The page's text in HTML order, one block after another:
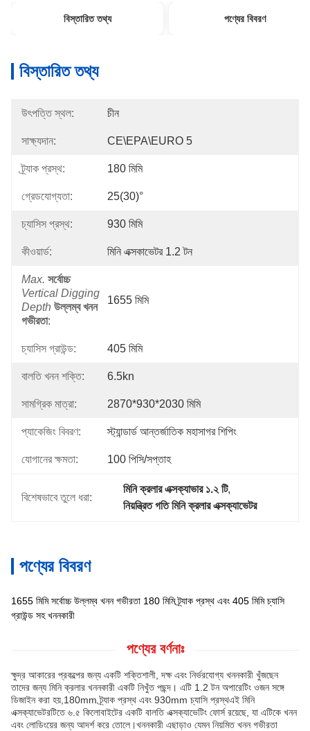
বিস্তারিত তথ্য পণ্যের বিবরণ
বিস্তারিত তথ্য
উৎপত্তি স্থল: চীন
সাক্ষ্যদান: CE\EPA\EURO 5
ট্র্যাক প্রস্থ: 180 মিমি
গ্রেডযোগ্যতা: 25(30)°
চ্যাসিস প্রস্থ: 930 মিমি
কীওয়ার্ড: মিনি এক্সকাভেটর 1.2 টন
Max. সর্বোচ্চ
Vertical Digging
Depth উল্লম্ব খনন
গভীরতা:
1655 মিমি
চ্যাসিস গ্রাউন্ড: 405 মিমি
বালতি খনন শক্তি: 6.5kn
সামগ্রিক মাত্রা: 2870*930*2030 মিমি
প্যাকেজিং বিবরণ: স্ট্যান্ডার্ড আন্তর্জাতিক মহাসাগর শিপিং
যোগানের ক্ষমতা: 100 পিসি/সপ্তাহ
বিশেষভাবে তুলে ধরা:
মিনি ক্রলার এক্সক্যাভার ১.২ টি,
নিয়ন্ত্রিত গতি মিনি ক্রলার এক্সক্যাভেটর
পণ্যের বিবরণ
1655 মিমি সর্বোচ্চ উল্লম্ব খনন গভীরতা 180 মিমি ট্র্যাক প্রস্থ এবং 405 মিমি চ্যাসি
গ্রাউন্ড সহ খননকারী
পণ্যের বর্ণনাঃ
ক্ষুদ্র আকারের প্রকল্পের জন্য একটি শক্তিশালী, দক্ষ এবং নির্ভরযোগ্য খননকারী খুঁজছেন
তাদের জন্য মিনি ক্রলার খননকারী একটি নিখুঁত পছন্দ। এটি 1.2 টন অপারেটিং ওজন সঙ্গে
ডিজাইন করা হয়,180mm ট্র্যাক প্রস্থ এবং 930mm চ্যাসি প্রস্থএই মিনি
এক্সক্যাভেটরটিতে ৬.৫ কিলোবাইটের একটি বালতি এক্সক্যাভেটিং ফোর্স রয়েছে, যা এটিকে খনন
এবং লোডিংয়ের জন্য আদর্শ করে তোলে।খননকারী এছাড়াও যেমন নিয়মিত খনন গভীরতা